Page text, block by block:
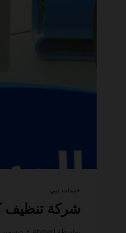
خدمات دبي
شركة تنظيف كنب في دبي